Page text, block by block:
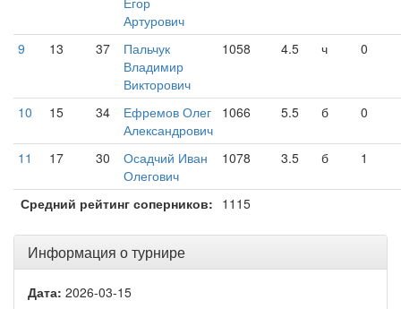
Артурович
9 13 37
Пальчук
Владимир
Викторович
1058 4.5 ч 0
10 15 34
Ефремов Олег
Александрович
1066 5.5 б 0
11 17 30
Осадчий Иван
Олегович
1078 3.5 б 1
Средний рейтинг соперников: 1115
Информация о турнире
Дата: 2026-03-15